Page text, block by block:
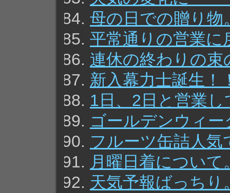
母の日での贈り物
平常通りの営業に
連休の終わりの束
新入幕力士誕生！
1日、2日と営業
ゴールデンウィ
フルーツ缶詰人気
月曜日着について
天気予報ばっちり